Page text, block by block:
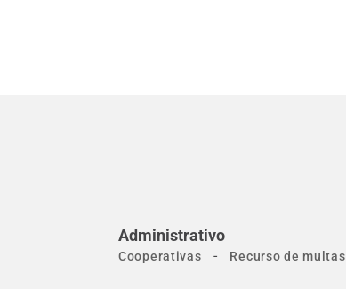
Administrativo
Cooperativas - Recurso de multas